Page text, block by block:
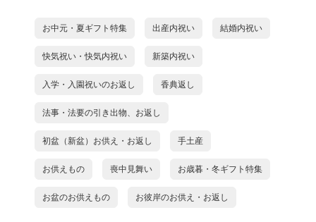
お中元・夏ギフト特集 出産内祝い 結婚内祝い
快気祝い・快気内祝い 新築内祝い
入学・入園祝いのお返し 香典返し
法事・法要の引き出物、お返し
初盆（新盆）お供え・お返し 手土産
お供えもの 喪中見舞い お歳暮・冬ギフト特集
お盆のお供えもの お彼岸のお供え・お返し